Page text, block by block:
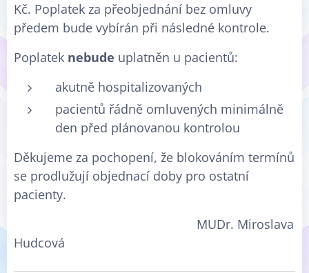
Kč. Poplatek za přeobjednání bez omluvy
předem bude vybírán při následné kontrole.
Poplatek nebude uplatněn u pacientů:
akutně hospitalizovaných
pacientů řádně omluvených minimálně
den před plánovanou kontrolou
Děkujeme za pochopení, že blokováním termínů
se prodlužují objednací doby pro ostatní
pacienty.
MUDr. Miroslava
Hudcová